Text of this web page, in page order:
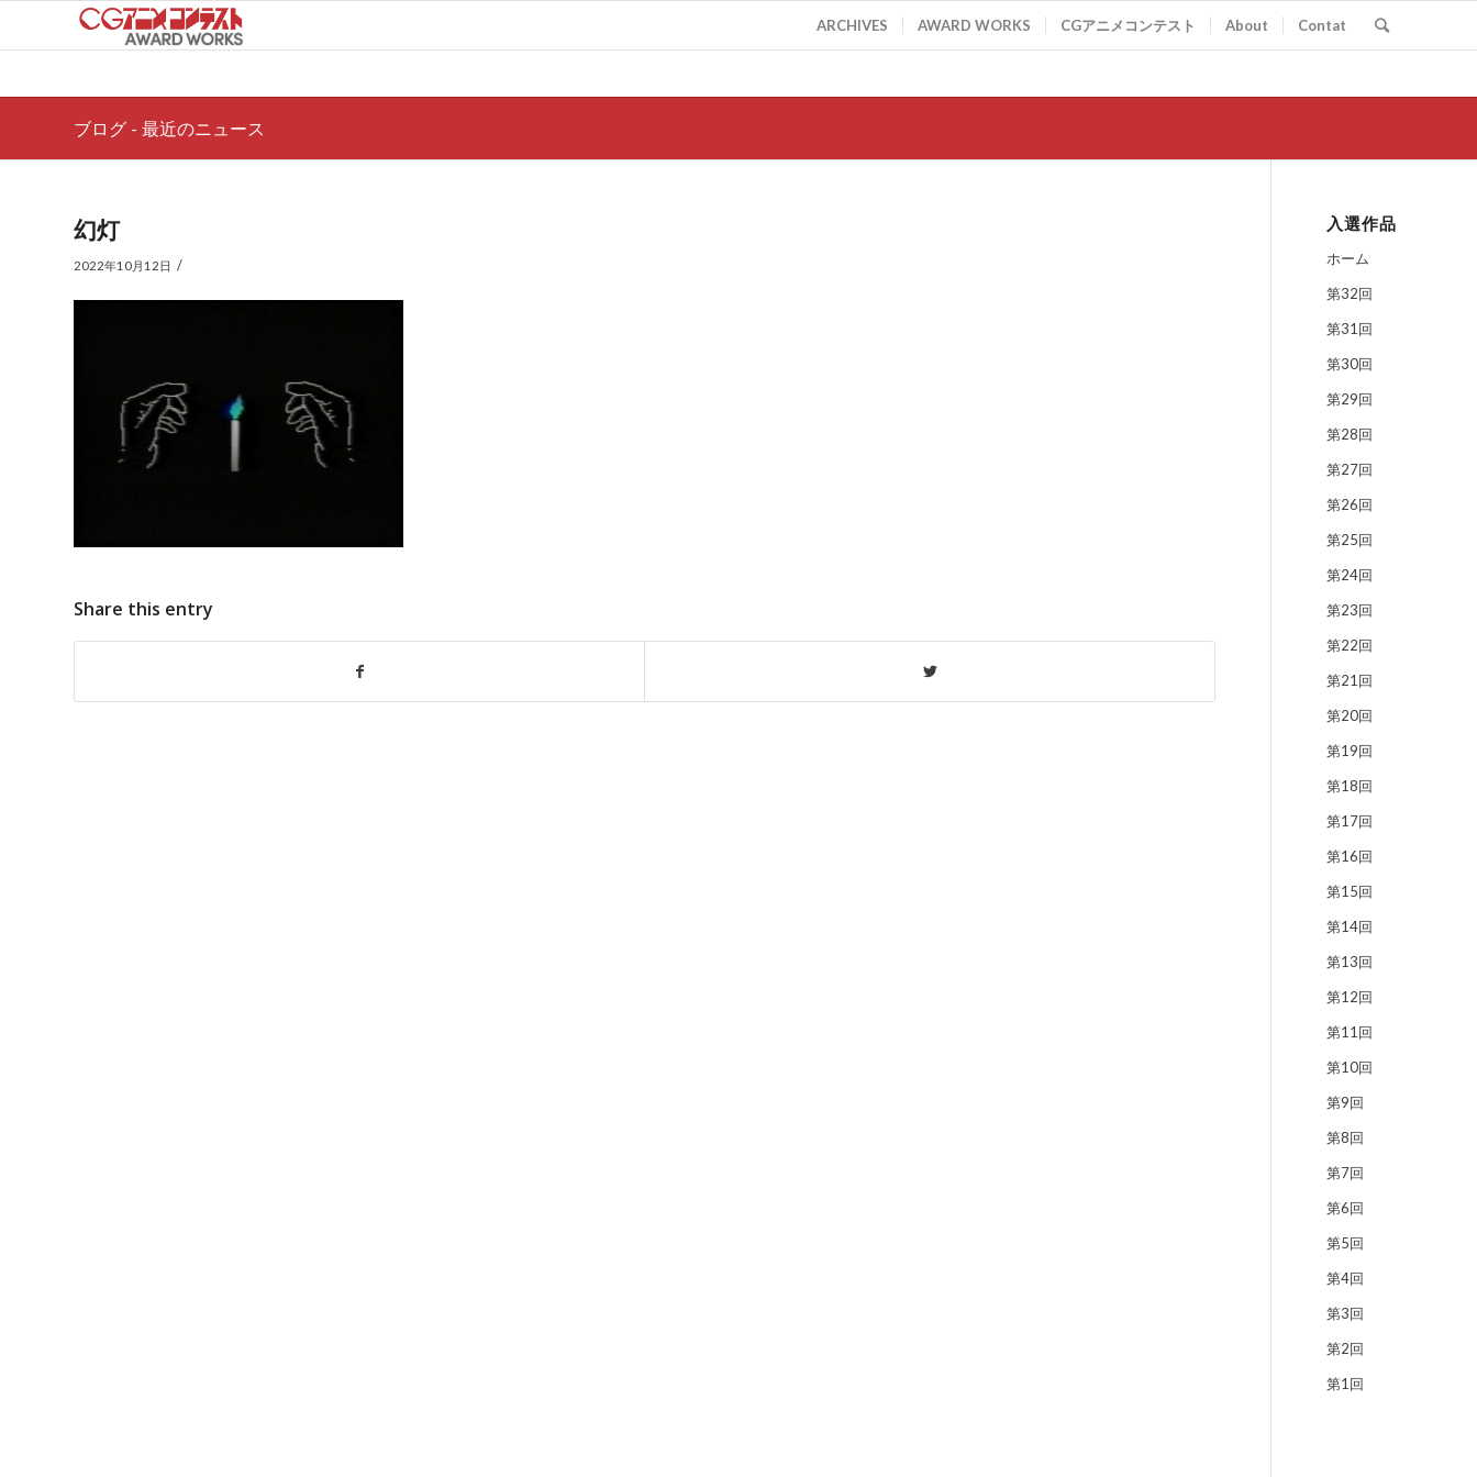
ARCHIVES AWARD WORKS CGアニメコンテスト About Contat
ブログ - 最近のニュース
幻灯
2022年10月12日 /
Share this entry
入選作品
ホーム
第32回
第31回
第30回
第29回
第28回
第27回
第26回
第25回
第24回
第23回
第22回
第21回
第20回
第19回
第18回
第17回
第16回
第15回
第14回
第13回
第12回
第11回
第10回
第9回
第8回
第7回
第6回
第5回
第4回
第3回
第2回
第1回